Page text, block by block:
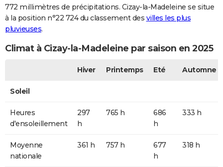
772 millimètres de précipitations. Cizay-la-Madeleine se situe
à la position n°22 724 du classement des villes les plus
pluvieuses.
Climat à Cizay-la-Madeleine par saison en 2025
Hiver Printemps Eté Automne
Soleil
Heures
d'ensoleillement
297
h
765 h
686
h
333 h
Moyenne
nationale
361 h 757 h
677
h
318 h